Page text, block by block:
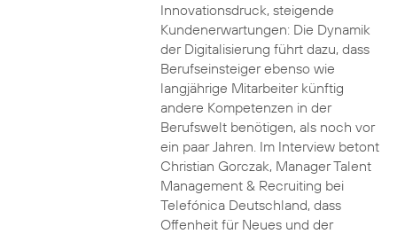
Innovationsdruck, steigende
Kundenerwartungen: Die Dynamik
der Digitalisierung führt dazu, dass
Berufseinsteiger ebenso wie
langjährige Mitarbeiter künftig
andere Kompetenzen in der
Berufswelt benötigen, als noch vor
ein paar Jahren. Im Interview betont
Christian Gorczak, Manager Talent
Management & Recruiting bei
Telefónica Deutschland, dass
Offenheit für Neues und der